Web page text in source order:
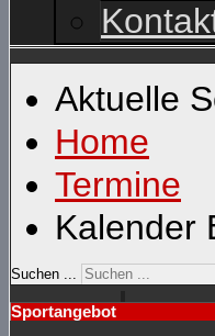
Aktuelle
Home
Termine
Kalender
Suchen ...
Sportangebot